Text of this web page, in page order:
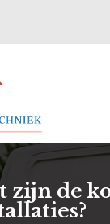
zijn de